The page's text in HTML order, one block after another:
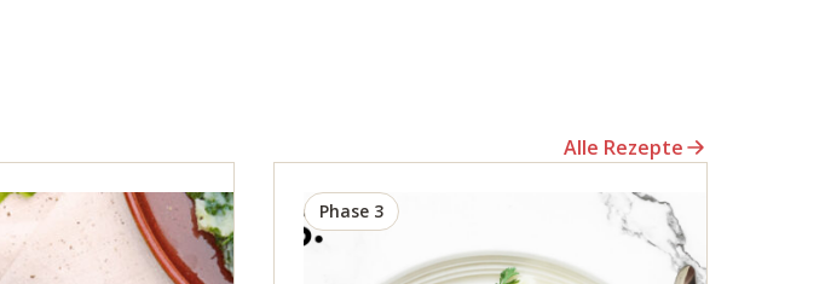
Alle Rezepte
Phase 3